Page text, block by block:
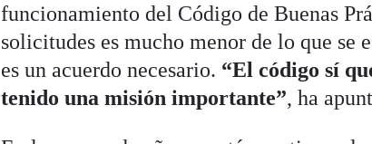
funcionamiento del Código de Buenas
solicitudes es mucho menor de lo que se
es un acuerdo necesario. “El código sí
tenido una misión importante”, ha